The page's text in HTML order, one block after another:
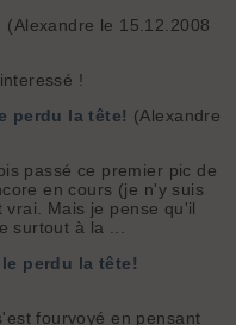
(Alexandre le 15.12.2008
!
perdu la tête! (Alexandre
passé ce premier pic de
en cours (je n'y suis
Mais je pense qu'il
surtout à la ...
perdu la tête!
fourvoyé en pensant